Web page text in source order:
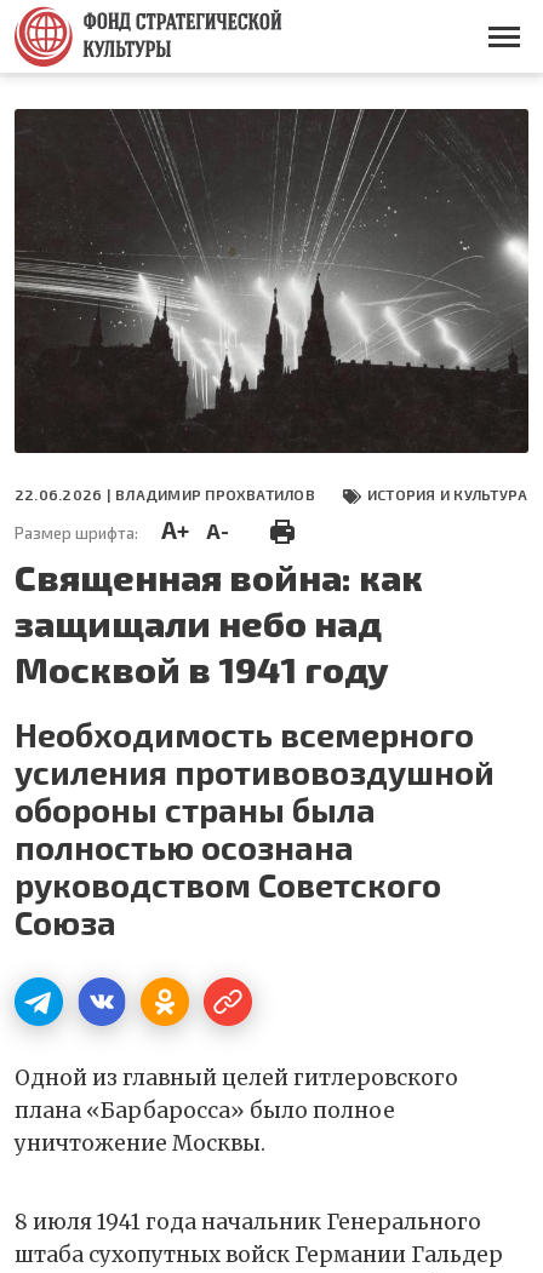
Перейти
основному
содержанию
Основная
22.06.2026 | ВЛАДИМИР ПРОХВАТИЛОВ ИСТОРИЯ И КУЛЬТУРА
Размер шрифта: A+ A-
Священная война: как
защищали небо над
Москвой в 1941 году
Необходимость всемерного
усиления противовоздушной
обороны страны была
полностью осознана
руководством Советского
Союза
Одной из главный целей гитлеровского
плана «Барбаросса» было полное
уничтожение Москвы.
8 июля 1941 года начальник Генерального
штаба сухопутных войск Германии Гальдер